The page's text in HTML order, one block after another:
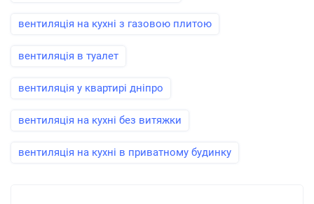
вентиляція на кухні з газовою плитою
вентиляція в туалет
вентиляція у квартирі дніпро
вентиляція на кухні без витяжки
вентиляція на кухні в приватному будинку